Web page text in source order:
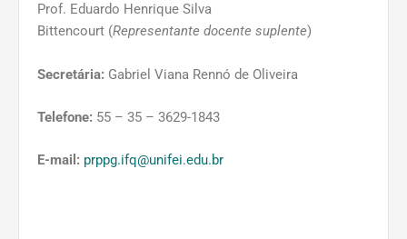
Prof. Eduardo Henrique Silva
Bittencourt (Representante docente suplente)
Secretária: Gabriel Viana Rennó de Oliveira
Telefone: 55 – 35 – 3629-1843
E-mail: prppg.ifq@unifei.edu.br